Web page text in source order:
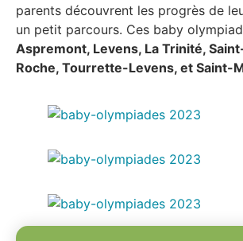
parents découvrent les progrès de
un petit parcours. Ces baby
Aspremont, Levens, La Trinité,
Roche, Tourrette-Levens, et Saint-